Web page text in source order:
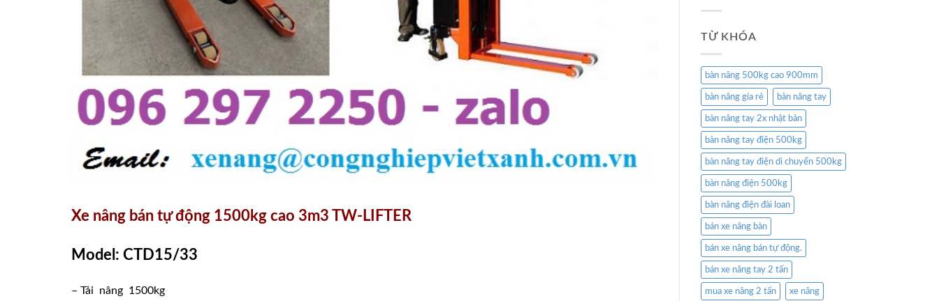
Xe nâng bán tự động 1500kg cao 3m3 TW-LIFTER
Model: CTD15/33
– Tải nâng 1500kg
TỪ KHÓA
bàn nâng 500kg cao 900mm
bàn nâng gía rẻ bàn nâng tay
bàn nâng tay 2x nhật bản
bàn nâng tay điện 500kg
bàn nâng tay điện di chuyển 500kg
bàn nâng điện 500kg
bàn nâng điện đài loan
bán xe nâng bàn
bán xe nâng bán tự động.
bán xe nâng tay 2 tấn
mua xe nâng 2 tấn xe nâng